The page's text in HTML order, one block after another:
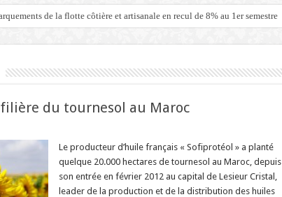
de la flotte côtière et artisanale en recul de 8% au 1er semestre
du tournesol au Maroc
Le producteur d’huile français « Sofiprotéol » a planté
quelque 20.000 hectares de tournesol au Maroc, depuis
son entrée en février 2012 au capital de Lesieur Cristal,
leader de la production et de la distribution des huiles